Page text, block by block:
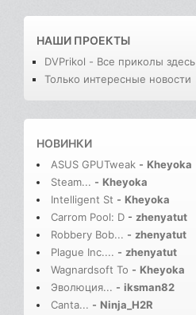
НАШИ ПРОЕКТЫ
DVPrikol - Все приколы здесь
Только интересные новости
НОВИНКИ
ASUS GPUTweak - Kheyoka
Steam... - Kheyoka
Intelligent St - Kheyoka
Carrom Pool: D - zhenyatut
Robbery Bob... - zhenyatut
Plague Inc.... - zhenyatut
Wagnardsoft To - Kheyoka
Эволюция... - iksman82
Canta... - Ninja_H2R